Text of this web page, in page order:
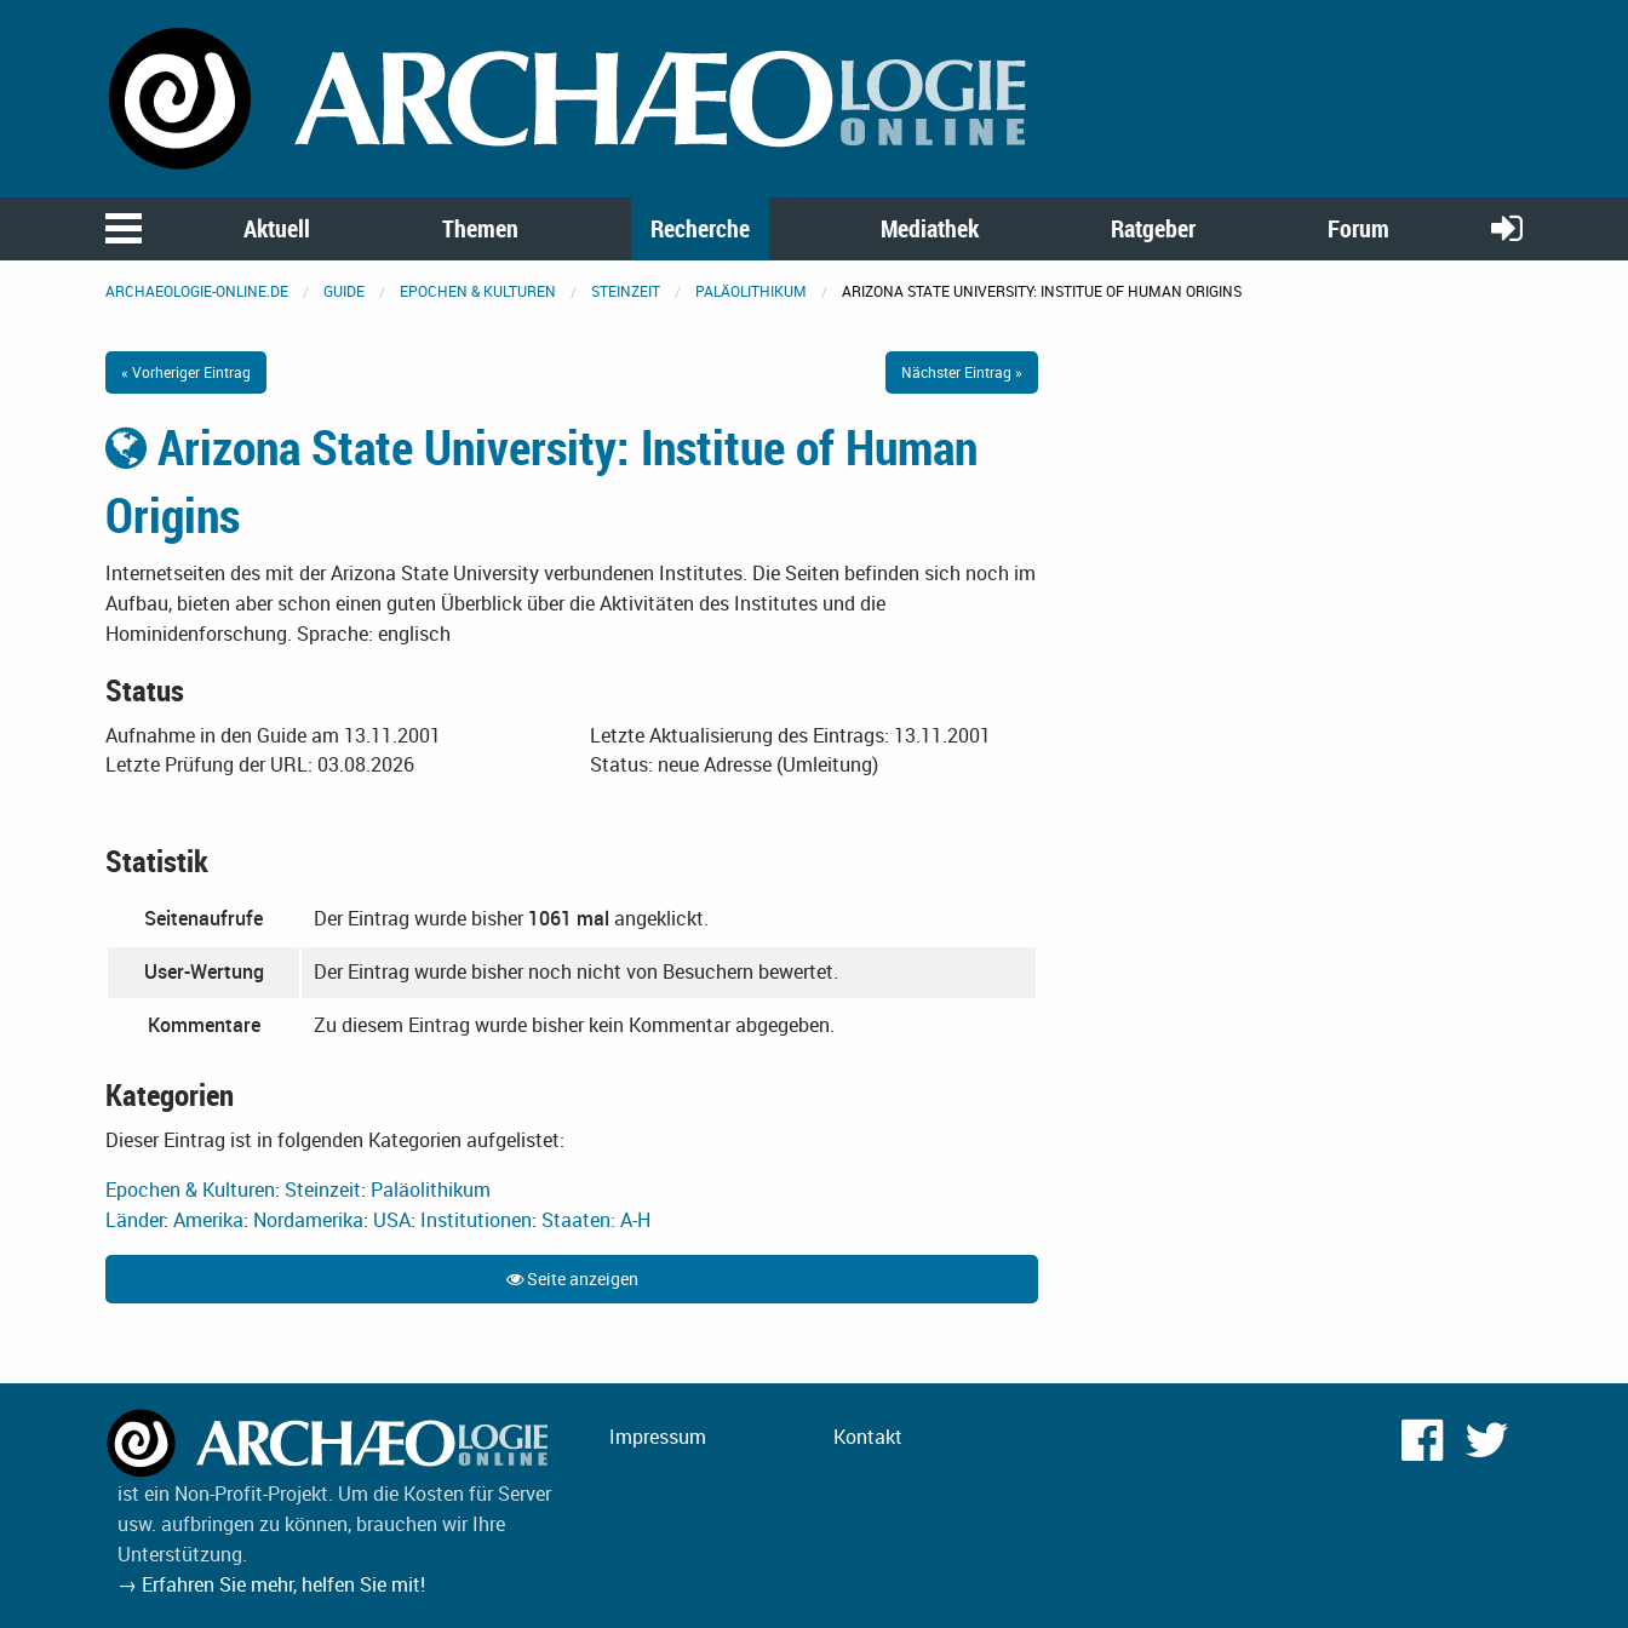
Aktuell Themen Recherche Mediathek Ratgeber Forum
ARCHAEOLOGIE-ONLINE.DE GUIDE EPOCHEN & KULTUREN STEINZEIT PALÄOLITHIKUM ARIZONA STATE UNIVERSITY: INSTITUE OF HUMAN ORIGINS
« Vorheriger Eintrag Nächster Eintrag »
Arizona State University: Institue of Human
Origins
Internetseiten des mit der Arizona State University verbundenen Institutes. Die Seiten befinden sich noch im
Aufbau, bieten aber schon einen guten Überblick über die Aktivitäten des Institutes und die
Hominidenforschung. Sprache: englisch
Status
Aufnahme in den Guide am 13.11.2001
Letzte Aktualisierung des Eintrags: 13.11.2001
Letzte Prüfung der URL: 03.08.2026
Status: neue Adresse (Umleitung)
Statistik
Seitenaufrufe Der Eintrag wurde bisher1061 mal angeklickt.
User-Wertung
Der Eintrag wurde bisher noch nicht von Besuchern bewertet.
Kommentare
Zu diesem Eintrag wurde bisher kein Kommentar abgegeben.
Kategorien
Dieser Eintrag ist in folgenden Kategorien aufgelistet:
Epochen & Kulturen: Steinzeit: Paläolithikum
Länder: Amerika: Nordamerika: USA: Institutionen: Staaten: A-H
Seite anzeigen
ist ein Non-Profit-Projekt. Um die Kosten für Server
usw. aufbringen zu können, brauchen wir Ihre
Unterstützung.
→ Erfahren Sie mehr, helfen Sie mit!
Impressum Kontakt